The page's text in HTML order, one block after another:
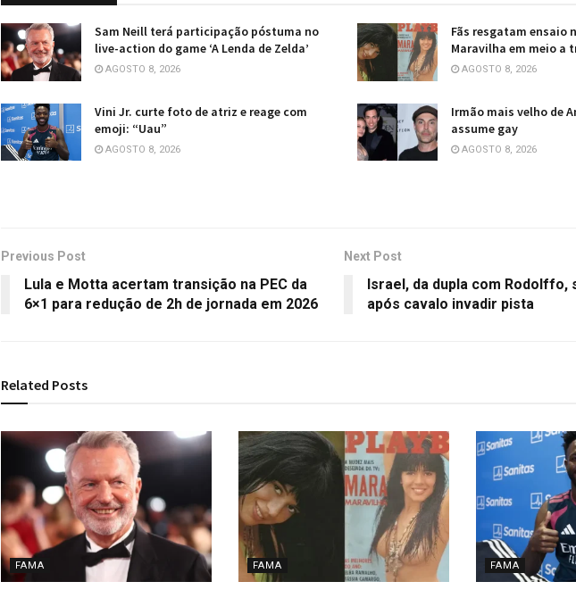
Sam Neill terá participação póstuma no
live-action do game ‘A Lenda de Zelda’
AGOSTO 8, 2026
Fãs resgatam ensaio
Maravilha em meio a
AGOSTO 8, 2026
Vini Jr. curte foto de atriz e reage com
emoji: “Uau”
AGOSTO 8, 2026
Irmão mais velho de
assume gay
AGOSTO 8, 2026
Previous Post
Lula e Motta acertam transição na PEC da
6×1 para redução de 2h de jornada em 2026
Next Post
Israel, da dupla com
após cavalo invadir pista
Related Posts
FAMA FAMA FAMA